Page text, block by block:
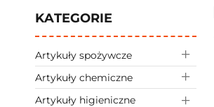
KATEGORIE
Artykuły spożywcze
Artykuły chemiczne
Artykuły higieniczne